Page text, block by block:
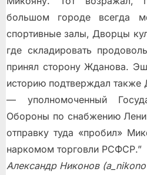
большом городе всегда
спортивные залы, Дворцы
где складировать
принял сторону Жданова.
историю подтверждал
— уполномоченный
Обороны по снабжению
отправку туда «пробил»
наркомом торговли РСФСР.”
Александр Никонов